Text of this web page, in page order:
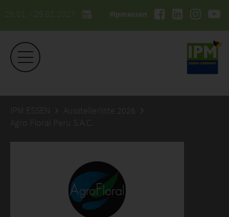
26.01. - 29.01.2027 #ipmessen
IPM ESSEN
Ausstellerliste 2026
Agro Floral Peru S.A.C.